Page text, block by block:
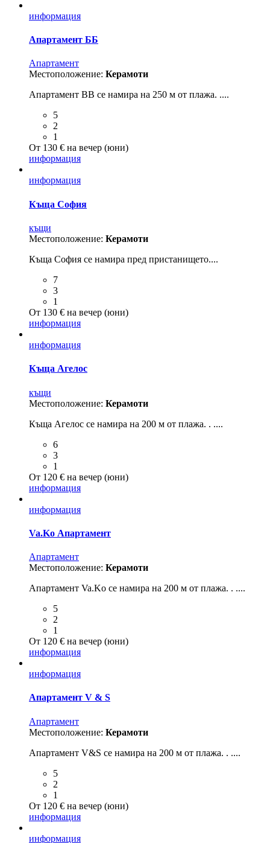
информация
Апартамент ББ
Aпартамент
Местоположение: Керамоти
Апартамент BB се намира на 250 м от плажа. ....
5
2
1
От 130 € на вечер (юни)
информация
информация
Къща София
къщи
Местоположение: Керамоти
Къща София се намира пред пристанището....
7
3
1
От 130 € на вечер (юни)
информация
информация
Къща Агелос
къщи
Местоположение: Керамоти
Къща Агелос се намира на 200 м от плажа. . ....
6
3
1
От 120 € на вечер (юни)
информация
информация
Va.Ko Апартамент
Aпартамент
Местоположение: Керамоти
Апартамент Va.Ko се намира на 200 м от плажа. . ....
5
2
1
От 120 € на вечер (юни)
информация
информация
Апартамент V & S
Aпартамент
Местоположение: Керамоти
Апартамент V&S се намира на 200 м от плажа. . ....
5
2
1
От 120 € на вечер (юни)
информация
информация